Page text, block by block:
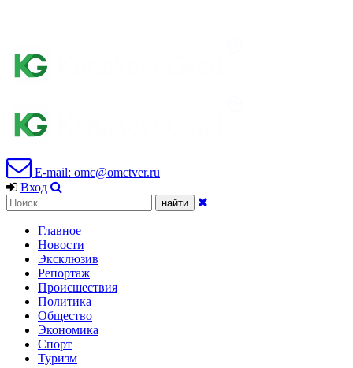
E-mail: omc@omctver.ru
Вход
Главное
Новости
Эксклюзив
Репортаж
Происшествия
Политика
Общество
Экономика
Спорт
Туризм